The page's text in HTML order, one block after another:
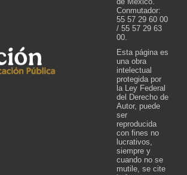
Conmutador:
55 57 29 60 00
/ 55 57 29 63
00.
Esta página es
una obra
intelectual
protegida por
la Ley Federal
del Derecho de
Autor, puede
ser
reproducida
con fines no
lucrativos,
siempre y
cuando no se
mutile, se cite